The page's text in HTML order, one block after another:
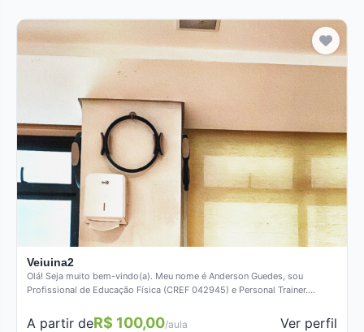
Pro
Veiuina2
Olá! Seja muito bem-vindo(a). Meu nome é Anderson Guedes, sou
Profissional de Educação Física (CREF 042945) e Personal Trainer.
A partir deR$ 100,00/aula Ver perfil